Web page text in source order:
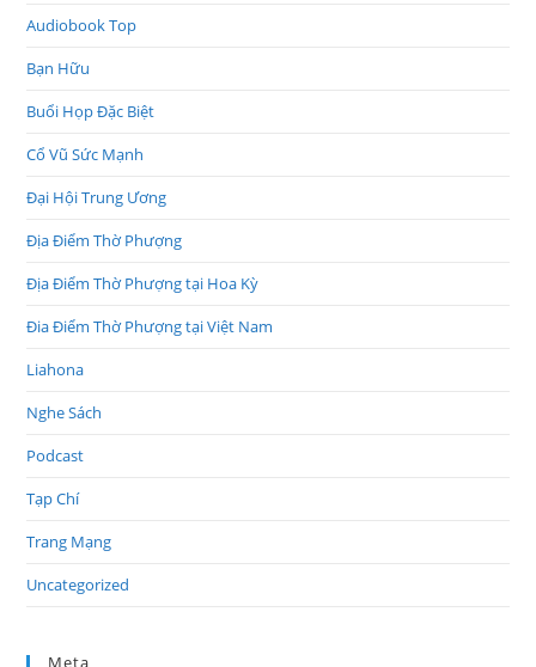
Audiobook Top
Bạn Hữu
Buổi Họp Đặc Biệt
Cổ Vũ Sức Mạnh
Đại Hội Trung Ương
Địa Điểm Thờ Phượng
Địa Điểm Thờ Phượng tại Hoa Kỳ
Đia Điểm Thờ Phượng tại Việt Nam
Liahona
Nghe Sách
Podcast
Tạp Chí
Trang Mạng
Uncategorized
Meta